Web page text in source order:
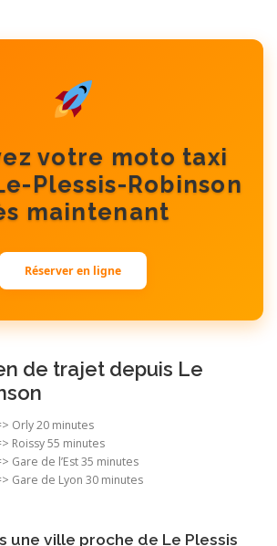
votre moto taxi
Plessis-Robinson
maintenant
Réserver en ligne
de trajet depuis Le
Orly 20 minutes
Roissy 55 minutes
Gare de l’Est 35 minutes
Gare de Lyon 30 minutes
une ville proche de Le Plessis